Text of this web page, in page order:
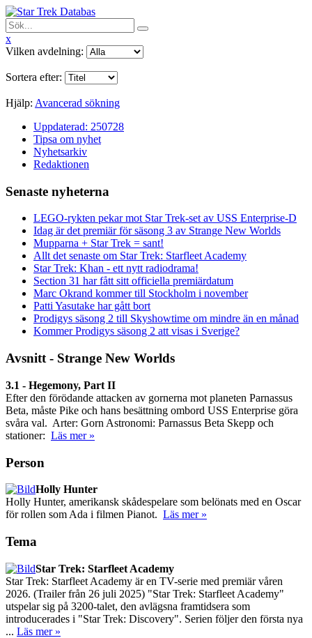
x
Vilken avdelning:
Sortera efter:
Hjälp: Avancerad sökning
Uppdaterad: 250728
Tipsa om nyhet
Nyhetsarkiv
Redaktionen
Senaste nyheterna
LEGO-rykten pekar mot Star Trek-set av USS Enterprise-D
Idag är det premiär för säsong 3 av Strange New Worlds
Mupparna + Star Trek = sant!
Allt det senaste om Star Trek: Starfleet Academy
Star Trek: Khan - ett nytt radiodrama!
Section 31 har fått sitt officiella premiärdatum
Marc Okrand kommer till Stockholm i november
Patti Yasutake har gått bort
Prodigys säsong 2 till Skyshowtime om mindre än en månad
Kommer Prodigys säsong 2 att visas i Sverige?
Avsnitt - Strange New Worlds
3.1 - Hegemony, Part II
Efter den förödande attacken av gornerna mot planeten Parnassus
Beta, måste Pike och hans besättning ombord USS Enterprise göra
svåra val. Arter: Gorn Astronomi: Parnassus Beta Skepp och
stationer: Läs mer »
Person
Holly Hunter
Holly Hunter, amerikansk skådespelare som belönats med en Oscar
för rollen som Ada i filmen Pianot. Läs mer »
Tema
Star Trek: Starfleet Academy
Star Trek: Starfleet Academy är en TV-serie med premiär våren
2026. (Trailer från 26 juli 2025) "Star Trek: Starfleet Academy"
utspelar sig på 3200-talet, den avlägsna framtidsera som
introducerades i "Star Trek: Discovery". Serien följer den första nya
... Läs mer »